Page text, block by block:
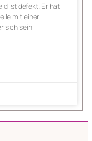
ist defekt. Er hat
mit einer
sich sein